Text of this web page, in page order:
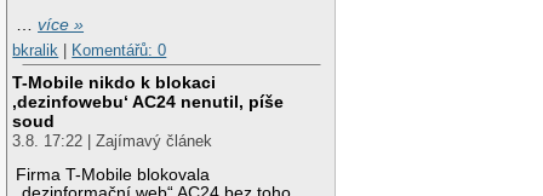
…více »
bkralik
Komentářů: 0
T-Mobile nikdo k blokaci
‚dezinfowebu‘ AC24 nenutil, píše
soud
3.8. 17:22 | Zajímavý článek
Firma T-Mobile blokovala